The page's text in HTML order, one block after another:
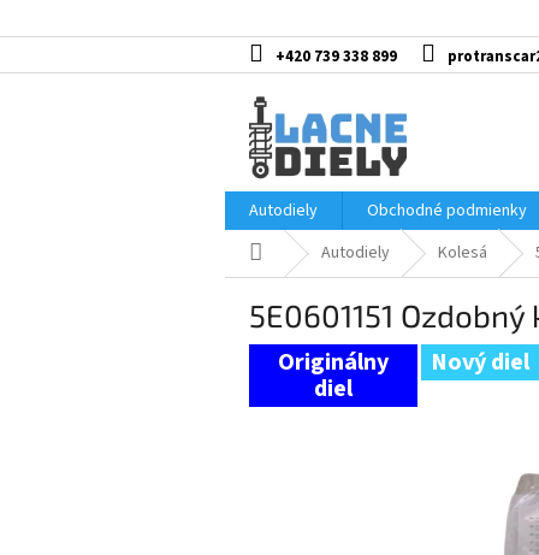
na
+420 739 338 899
Autodiely
Obchodné podmienky
DomovAutodiely Kolesá
5E0601151
Nový diel